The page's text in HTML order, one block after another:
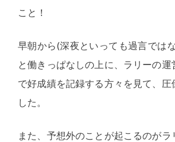
こと！
早朝から(深夜といっても過言では
と働きっぱなしの上に、ラリーの運
で好成績を記録する方々を見て、
した。
また、予想外のことが起こるのがラ